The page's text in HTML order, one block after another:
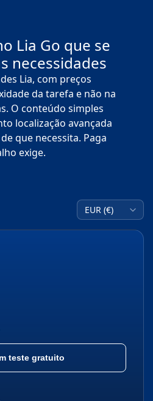
Lia Go que se
necessidades
Lia, com preços
da tarefa e não na
O conteúdo simples
localização avançada
que necessita. Paga
exige.
teste gratuito